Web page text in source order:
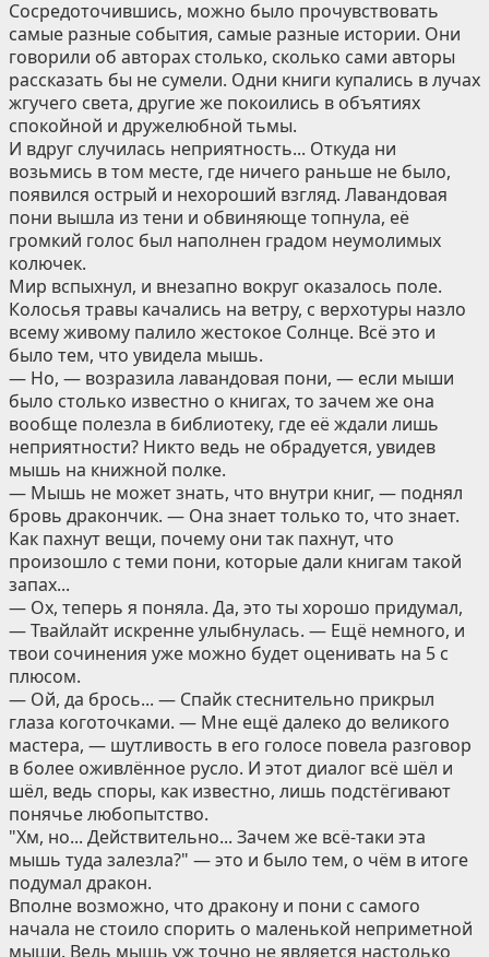
Сосредоточившись, можно было прочувствовать
самые разные события, самые разные истории. Они
говорили об авторах столько, сколько сами авторы
рассказать бы не сумели. Одни книги купались в лучах
жгучего света, другие же покоились в объятиях
спокойной и дружелюбной тьмы.
И вдруг случилась неприятность... Откуда ни
возьмись в том месте, где ничего раньше не было,
появился острый и нехороший взгляд. Лавандовая
пони вышла из тени и обвиняюще топнула, её
громкий голос был наполнен градом неумолимых
колючек.
Мир вспыхнул, и внезапно вокруг оказалось поле.
Колосья травы качались на ветру, с верхотуры назло
всему живому палило жестокое Солнце. Всё это и
было тем, что увидела мышь.
— Но, — возразила лавандовая пони, — если мыши
было столько известно о книгах, то зачем же она
вообще полезла в библиотеку, где её ждали лишь
неприятности? Никто ведь не обрадуется, увидев
мышь на книжной полке.
— Мышь не может знать, что внутри книг, — поднял
бровь дракончик. — Она знает только то, что знает.
Как пахнут вещи, почему они так пахнут, что
произошло с теми пони, которые дали книгам такой
запах...
— Ох, теперь я поняла. Да, это ты хорошо придумал,
— Твайлайт искренне улыбнулась. — Ещё немного, и
твои сочинения уже можно будет оценивать на 5 с
плюсом.
— Ой, да брось... — Спайк стеснительно прикрыл
глаза коготочками. — Мне ещё далеко до великого
мастера, — шутливость в его голосе повела разговор
в более оживлённое русло. И этот диалог всё шёл и
шёл, ведь споры, как известно, лишь подстёгивают
понячье любопытство.
"Хм, но... Действительно... Зачем же всё-таки эта
мышь туда залезла?" — это и было тем, о чём в итоге
подумал дракон.
Вполне возможно, что дракону и пони с самого
начала не стоило спорить о маленькой неприметной
мыши. Ведь мышь уж точно не является настолько